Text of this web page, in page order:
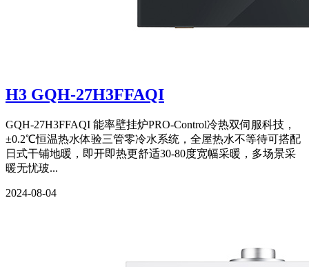
H3 GQH-27H3FFAQI
GQH-27H3FFAQI 能率壁挂炉PRO-Control冷热双伺服科技，
±0.2℃恒温热水体验三管零冷水系统，全屋热水不等待可搭配
日式干铺地暖，即开即热更舒适30-80度宽幅采暖，多场景采
暖无忧玻...
2024-08-04